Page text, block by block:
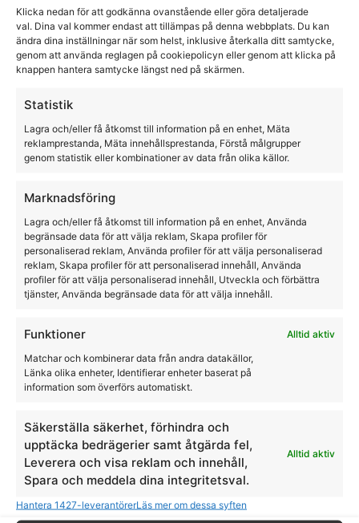
Klicka nedan för att godkänna ovanstående eller göra detaljerade
val. Dina val kommer endast att tillämpas på denna webbplats. Du kan
ändra dina inställningar när som helst, inklusive återkalla ditt samtycke,
genom att använda reglagen på cookiepolicyn eller genom att klicka på
knappen hantera samtycke längst ned på skärmen.
Statistik
Lagra och/eller få åtkomst till information på en enhet, Mäta
reklamprestanda, Mäta innehållsprestanda, Förstå målgrupper
genom statistik eller kombinationer av data från olika källor.
Marknadsföring
Lagra och/eller få åtkomst till information på en enhet, Använda
begränsade data för att välja reklam, Skapa profiler för
personaliserad reklam, Använda profiler för att välja personaliserad
reklam, Skapa profiler för att personaliserad innehåll, Använda
profiler för att välja personaliserad innehåll, Utveckla och förbättra
tjänster, Använda begränsade data för att välja innehåll.
Funktioner
Alltid aktiv
Matchar och kombinerar data från andra datakällor,
Länka olika enheter, Identifierar enheter baserat på
information som överförs automatiskt.
Säkerställa säkerhet, förhindra och
upptäcka bedrägerier samt åtgärda fel,
Leverera och visa reklam och innehåll,
Spara och meddela dina integritetsval.
Alltid aktiv
Hantera 1427-leverantörerLäs mer om dessa syften
Ridhjälm Horka Premium Svart
Horka
995,00kr 500,00kr
kortärmad tävlingstopp KL-Princess Ladies
Show Shirt
Kingsland
799,00kr